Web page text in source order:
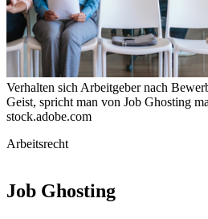
Verhalten sich Arbeitgeber nach
Geist, spricht man von Job Ghosting
stock.adobe.com
Arbeitsrecht
Job Ghosting